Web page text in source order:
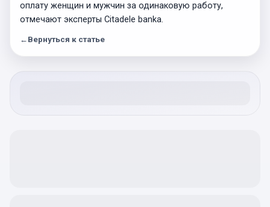
оплату женщин и мужчин за одинаковую работу,
отмечают эксперты Citadele banka.
← Вернуться к статье